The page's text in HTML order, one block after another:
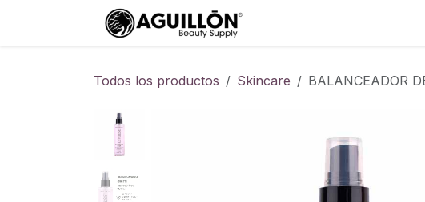
Todos los productos Skincare BALANCEADOR